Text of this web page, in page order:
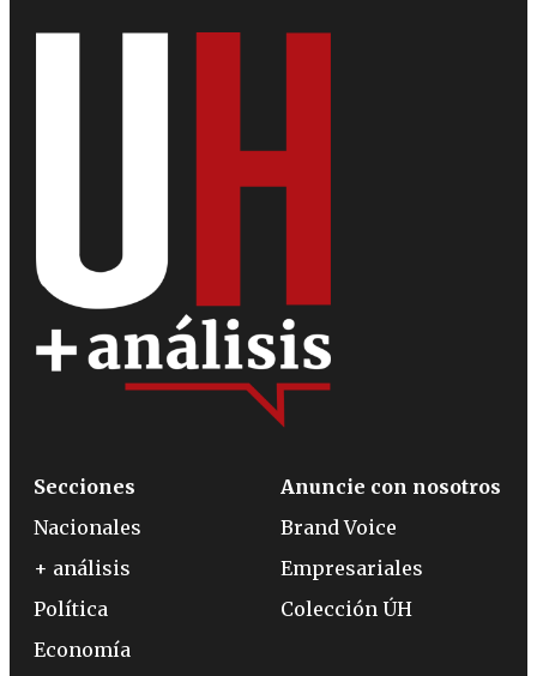
Secciones
Nacionales
+ análisis
Política
Economía
Anuncie con nosotros
Brand Voice
Empresariales
Colección ÚH